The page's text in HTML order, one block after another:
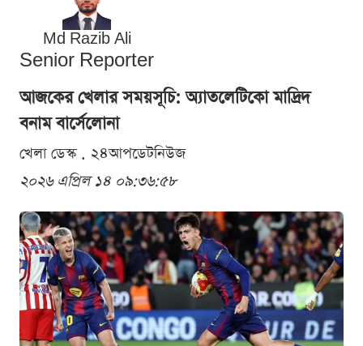
Md Razib Ali
Senior Reporter
আজকের খেলার সময়সূচি: অ্যাতলেটিকো মাদ্রিদ
বনাম বার্সেলোনা
খেলা ডেস্ক . ২৪আপডেটনিউজ
২০২৬ এপ্রিল ১৪ ০৯:৩৬:৫৮